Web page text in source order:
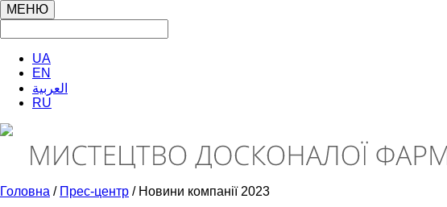
МЕНЮ
UA
EN
العربية
RU
Головна / Прес-центр / Новини компанії 2023